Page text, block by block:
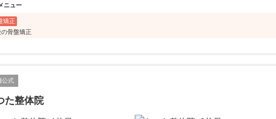
ニュー
矯正
の骨盤矯正
公式
た整体院